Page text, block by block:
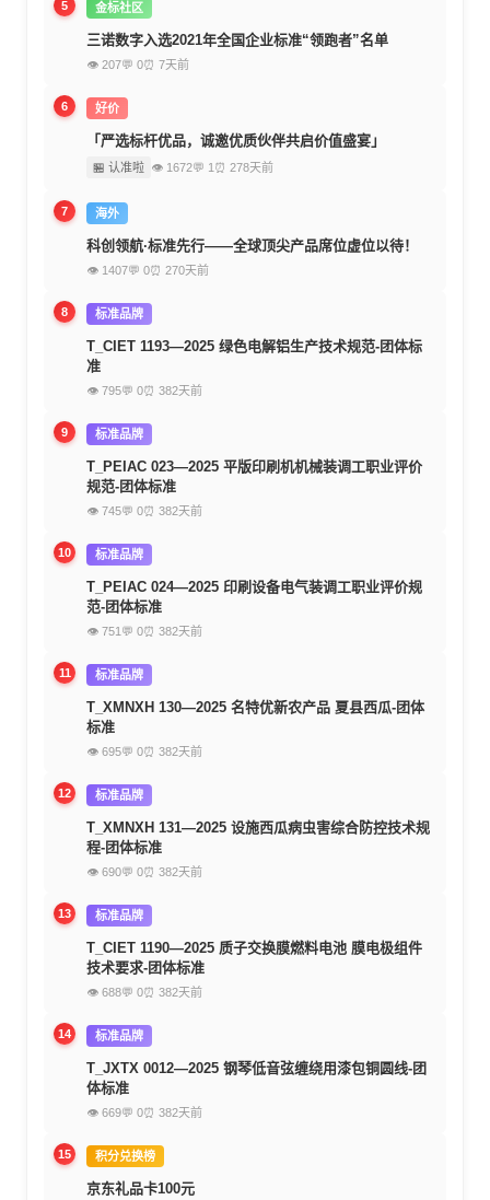
5 金标社区
三诺数字入选2021年全国企业标准“领跑者”名单
👁 207💬 0⏰ 7天前
6 好价
「严选标杆优品，诚邀优质伙伴共启价值盛宴」
🏪 认准啦 👁 1672💬 1 ⏰ 278天前
7 海外
科创领航·标准先行——全球顶尖产品席位虚位以待！
👁 1407💬 0⏰ 270天前
8 标准品牌
T_CIET 1193—2025 绿色电解铝生产技术规范-团体标
准
👁 795💬 0⏰ 382天前
9 标准品牌
T_PEIAC 023—2025 平版印刷机机械装调工职业评价
规范-团体标准
👁 745💬 0⏰ 382天前
10 标准品牌
T_PEIAC 024—2025 印刷设备电气装调工职业评价规
范-团体标准
👁 751 💬 0⏰ 382天前
11 标准品牌
T_XMNXH 130—2025 名特优新农产品 夏县西瓜-团体
标准
👁 695💬 0⏰ 382天前
12 标准品牌
T_XMNXH 131—2025 设施西瓜病虫害综合防控技术规
程-团体标准
👁 690💬 0⏰ 382天前
13 标准品牌
T_CIET 1190—2025 质子交换膜燃料电池 膜电极组件
技术要求-团体标准
👁 688💬 0⏰ 382天前
14 标准品牌
T_JXTX 0012—2025 钢琴低音弦缠绕用漆包铜圆线-团
体标准
👁 669💬 0⏰ 382天前
15 积分兑换榜
京东礼品卡100元